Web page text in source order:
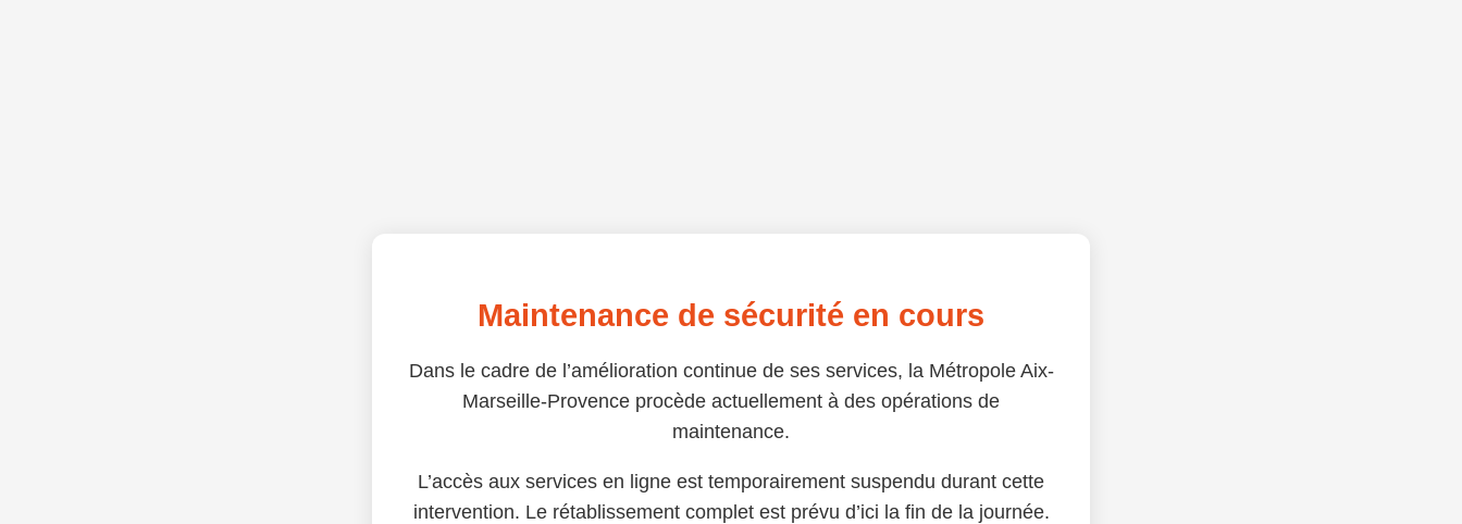
Maintenance de sécurité en cours
Dans le cadre de l’amélioration continue de ses services, la Métropole Aix-
Marseille-Provence procède actuellement à des opérations de
maintenance.
L’accès aux services en ligne est temporairement suspendu durant cette
intervention. Le rétablissement complet est prévu d’ici la fin de la journée.